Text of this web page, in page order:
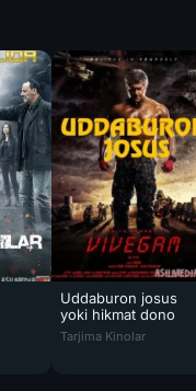
tarjima tas-ix skachat
Uzbek tilida
Uddaburon josus
yoki hikmat dono
Uddaburon josus
Tarjima Kinolar